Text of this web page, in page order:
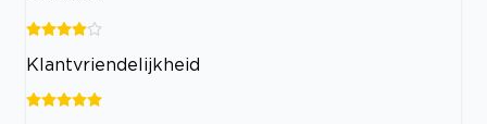
Klantvriendelijkheid